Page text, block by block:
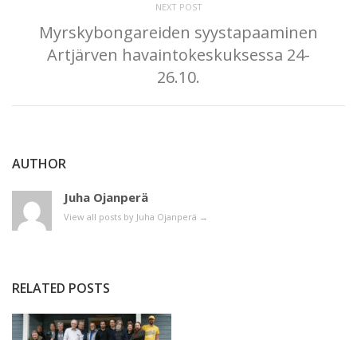
NEXT POST
Myrskybongareiden syystapaaminen
Artjärven havaintokeskuksessa 24-
26.10.
AUTHOR
Juha Ojanperä
View all posts by Juha Ojanperä →
RELATED POSTS